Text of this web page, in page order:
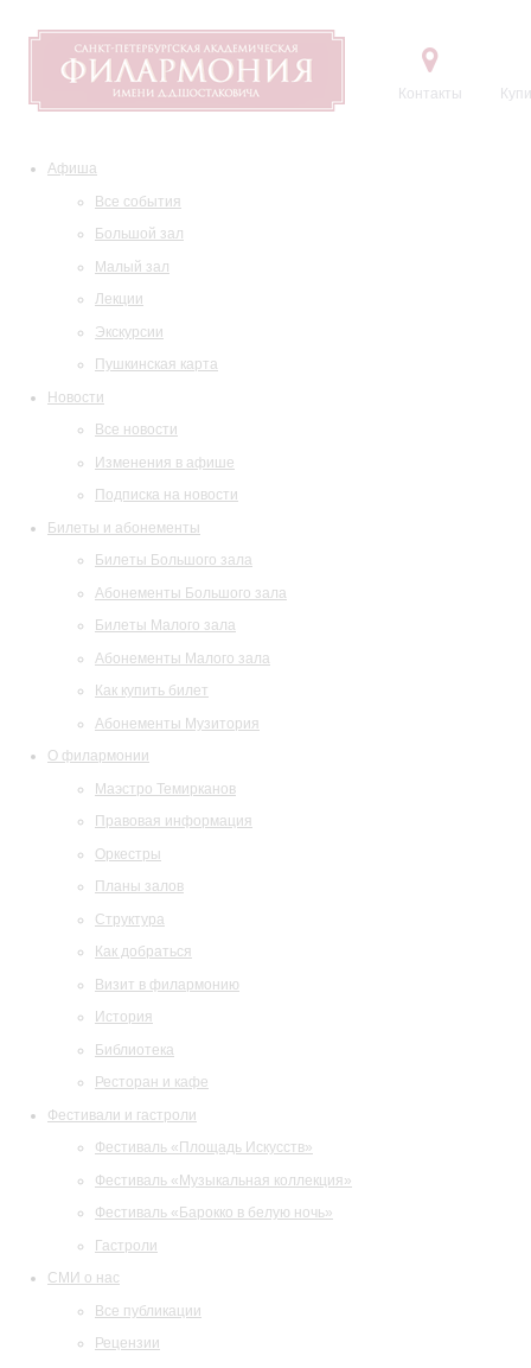
Контакты
Афиша
Все события
Большой зал
Малый зал
Лекции
Экскурсии
Пушкинская карта
Новости
Все новости
Изменения в афише
Подписка на новости
Билеты и абонементы
Билеты Большого зала
Абонементы Большого зала
Билеты Малого зала
Абонементы Малого зала
Как купить билет
Абонементы Музитория
О филармонии
Маэстро Темирканов
Правовая информация
Оркестры
Планы залов
Структура
Как добраться
Визит в филармонию
История
Библиотека
Ресторан и кафе
Фестивали и гастроли
Фестиваль «Площадь Искусств»
Фестиваль «Музыкальная коллекция»
Фестиваль «Барокко в белую ночь»
Гастроли
СМИ о нас
Все публикации
Рецензии